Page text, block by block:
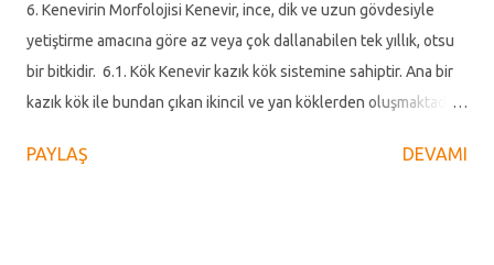
olmayan, ilaç formuna getirilmiş ve hekim kontrolünde kullanılan
tıbbi kenevir ürünleri yalnızca Sağlık Bakanlığı onayıyla ve
reçeteyle eczanelerde olacak” dedi. HANGİ HASTALARA
VERİLECEK? T...
6. Kenevirin Morfolojisi Kenevir, ince, dik ve uzun gövdesiyle
yetiştirme amacına göre az veya çok dallanabilen tek yıllık, otsu
bir bitkidir. 6.1. Kök Kenevir kazık kök sistemine sahiptir. Ana bir
kazık kök ile bundan çıkan ikincil ve yan köklerden oluşmaktadır.
derinliğe kadar inebilir. Kök sistemi, toprağın 15-20 cm altından
PAYLAŞ DEVAMI